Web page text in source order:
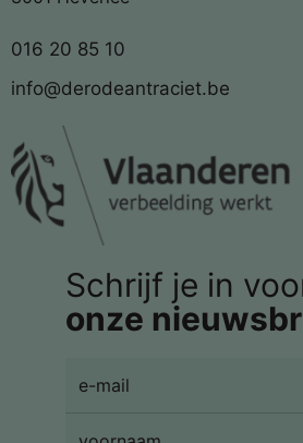
016 20 85 10
info@derodeantraciet.be
Schrijf je in
onze